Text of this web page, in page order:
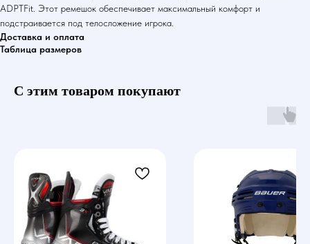
ADPTFit. Этот ремешок обеспечивает максимальный комфорт и
подстраивается под телосложение игрока.
Доставка и оплата
Таблица размеров
С этим товаром покупают